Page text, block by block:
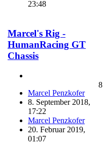
23:48
Marcel's Rig -
HumanRacing GT
Chassis
Marcel Penzkofer
8. September 2018,
17:22
Marcel Penzkofer
20. Februar 2019,
01:07
8